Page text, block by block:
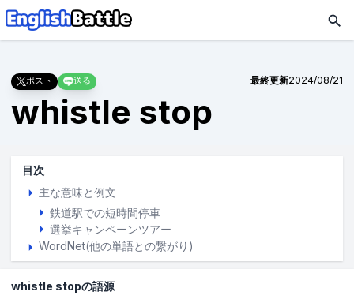
ポスト 送る 最終更新2024/08/21
whistle stop
目次
主な意味と例文
鉄道駅での短時間停車
選挙キャンペーンツアー
WordNet(他の単語との繋がり)
whistle stopの語源